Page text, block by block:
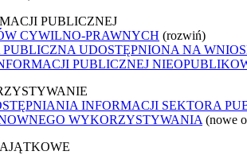
PUBLICZNEJ
CYWILNO-PRAWNYCH (rozwiń)
UDOSTĘPNIONA NA
PUBLICZNEJ
INFORMACJI SEKTORA
WYKORZYSTYWANIA (nowe